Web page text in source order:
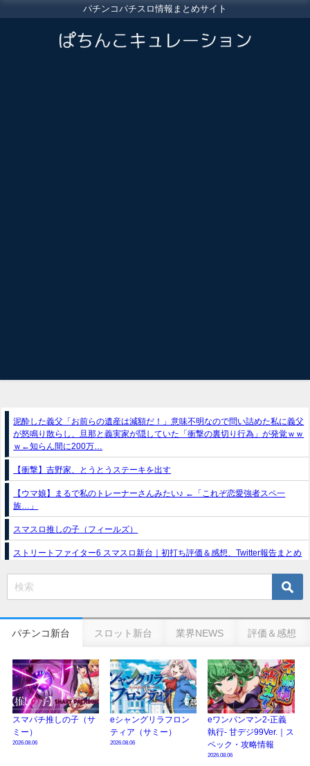
パチンコパチスロ情報まとめサイト
泥酔した義父「お前らの遺産は減額だ！」意味不明なので問い詰めた私に義父
が怒鳴り散らし、旦那と義実家が隠していた「衝撃の裏切り行為」が発覚ｗｗ
ｗ←知らん間に200万…
【衝撃】吉野家、とうとうステーキを出す
【ウマ娘】まるで私のトレーナーさんみたい♪ ←「これぞ恋愛強者スペ一
族…」
スマスロ推しの子（フィールズ）
ストリートファイター6 スマスロ新台｜初打ち評価＆感想、Twitter報告まとめ
e獣王-獅子の一撃-｜スペック・攻略情報
新台パチンコ『e魔女と野獣』公式PV動画｜LT直行型399帯、運命分岐から上
eSAOアリシゼーション夜空『ファン試打会』感想＆画像報告まとめ｜金木犀
日遊協、ファン調査2025を発表｜使用金額中央値「1万円-3万円/1回」「遊技
歴20年以上が50％以上」等々…
【2025年】エイプリルフール話題（ネタ）まとめ｜ぱちんこパチスロ関連【4
月1日】
パチンコ新台 スロット新台 業界NEWS 評価＆感想
スマパチ推しの子（サ
ミー）
2026.08.06
eシャングリラフロン
ティア（サミー）
2026.08.06
eワンパンマン2-正義
執行- 甘デジ99Ver.｜ス
ペック・攻略情報
2026.08.06